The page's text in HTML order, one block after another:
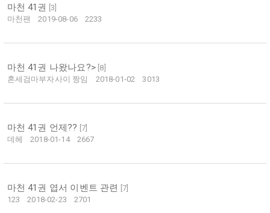
마천 41권 [3
마천팬
2019-08-06 2233
마천 41권 나왔나요?>[ 8
혼세검마부자사이 짱임
2018-01-02 3013
마천 41권 언제?? 7
데헤
2018-01-14 2667
마천 41권 엽서 이벤트 관련 7
123
2018-02-23 2701